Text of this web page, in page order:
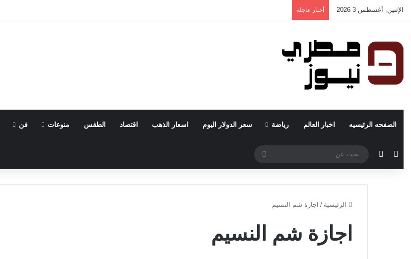
الإثنين, أغسطس 3 2026 أخبار عاجلة
الصفحه الرئيسيه اخبار العالم رياضة سعر الدولار اليوم اسعار الذهب اقتصاد الطقس منوعات فن
مقال عشوائي
الوضع المظلم
عن
الرئيسية / اجازة شم النسيم
اجازة شم النسيم